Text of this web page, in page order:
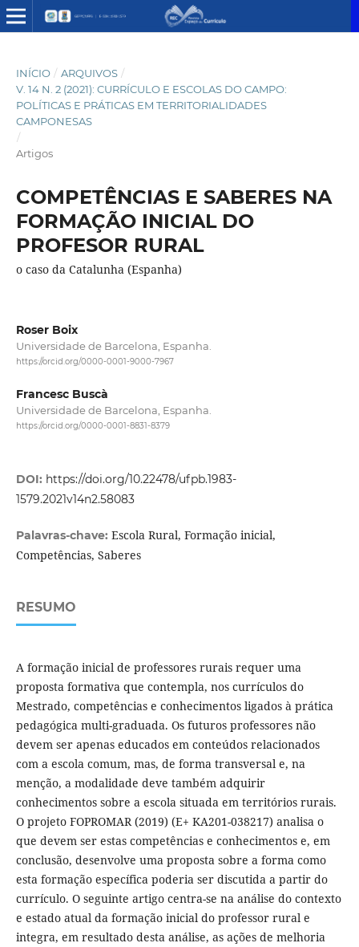
INÍCIO / ARQUIVOS /
V. 14 N. 2 (2021): CURRÍCULO E ESCOLAS DO CAMPO:
POLÍTICAS E PRÁTICAS EM TERRITORIALIDADES
CAMPONESAS
/
Artigos
COMPETÊNCIAS E SABERES NA
FORMAÇÃO INICIAL DO
PROFESOR RURAL
o caso da Catalunha (Espanha)
Roser Boix
Universidade de Barcelona, Espanha.
https://orcid.org/0000-0001-9000-7967
Francesc Buscà
Universidade de Barcelona, Espanha.
https://orcid.org/0000-0001-8831-8379
DOI: https://doi.org/10.22478/ufpb.1983-
1579.2021v14n2.58083
Palavras-chave: Escola Rural, Formação inicial,
Competências, Saberes
RESUMO
A formação inicial de professores rurais requer uma
proposta formativa que contempla, nos currículos do
Mestrado, competências e conhecimentos ligados à prática
pedagógica multi-graduada. Os futuros professores não
devem ser apenas educados em conteúdos relacionados
com a escola comum, mas, de forma transversal e, na
menção, a modalidade deve também adquirir
conhecimentos sobre a escola situada em territórios rurais.
O projeto FOPROMAR (2019) (E+ KA201-038217) analisa o
que devem ser estas competências e conhecimentos e, em
conclusão, desenvolve uma proposta sobre a forma como
esta formação específica poderia ser discutida a partir do
currículo. O seguinte artigo centra-se na análise do contexto
e estado atual da formação inicial do professor rural e
integra, em resultado desta análise, as ações de melhoria